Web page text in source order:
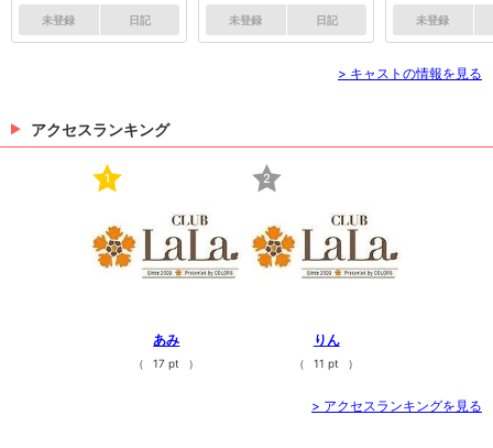
未登録 日記 未登録 日記 未登録
> キャストの情報を見る
アクセスランキング
1
あみ
（ 17 pt ）
2
りん
（ 11 pt ）
> アクセスランキングを見る